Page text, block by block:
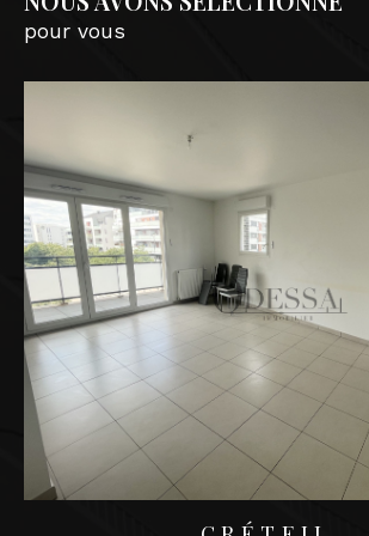
complet de
Notre équipe s’assure de
locataires sérieux, de gérer les
transparence, et de veiller à
biens.
Contactez-nous dès aujourd’hui !
Vous avez un projet immobilier à
et les alentours ou dans les
équipe dynamique et à l’écoute,
pour vous